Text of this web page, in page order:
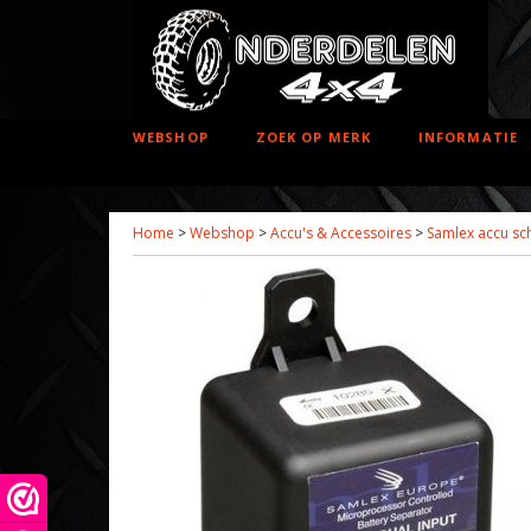
WEBSHOP ZOEK OP MERK INFORMATIE
Home >Webshop >Accu's & Accessoires > Samlex accu